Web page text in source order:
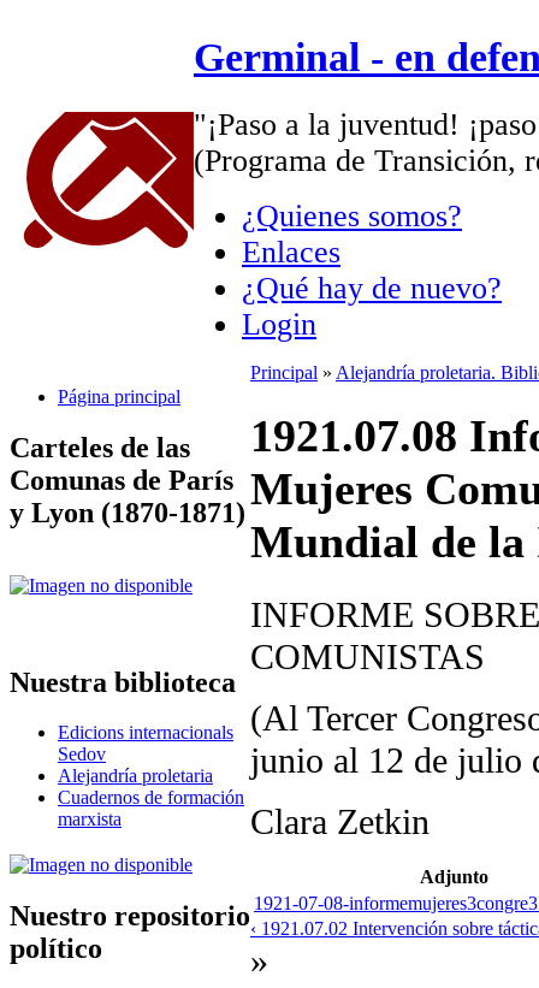
Germinal - en
"¡Paso a la juventud!
(Programa de Transición,
¿Quienes somos?
Enlaces
¿Qué hay de nuevo?
Login
Página principal
Carteles de las
Comunas de París
y Lyon (1870-1871)
Nuestra biblioteca
Edicions internacionals
Sedov
Alejandría proletaria
Cuadernos de formación
marxista
Nuestro repositorio
político
Principal » Alejandría proletaria.
1921.07.08
Mujeres
Mundial de la
INFORME
COMUNISTAS
(Al Tercer
junio al 12 de julio
Clara Zetkin
Adjunto
1921-07-08-
‹ 1921.07.02 Intervención sobre
»